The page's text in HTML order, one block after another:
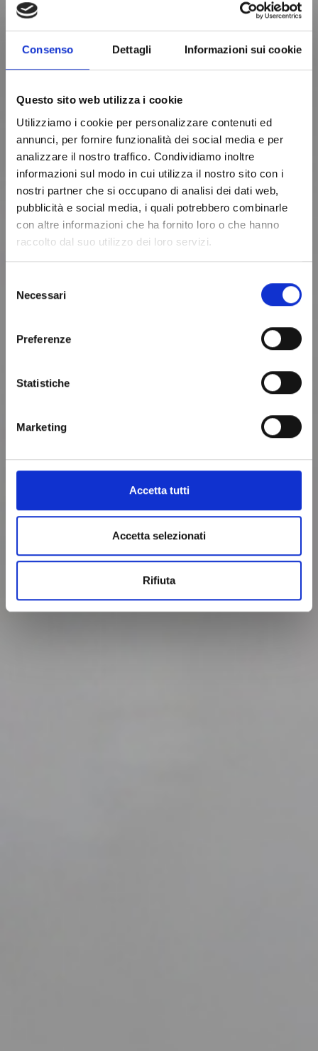
Consenso Dettagli Informazioni sui cookie
Questo sito web utilizza i cookie
Utilizziamo i cookie per personalizzare contenuti ed
annunci, per fornire funzionalità dei social media e per
analizzare il nostro traffico. Condividiamo inoltre
informazioni sul modo in cui utilizza il nostro sito con i
nostri partner che si occupano di analisi dei dati web,
pubblicità e social media, i quali potrebbero combinarle
con altre informazioni che ha fornito loro o che hanno
raccolto dal suo utilizzo dei loro servizi.
delNecessari
Preferenze
Statistiche
Marketing
Accetta tutti
Accetta selezionati
Rifiuta
Separatori ad Aria
AIRGRADER DOUBLE
MACHINES
L'airgrader è un sistema di selezione ad alta
efficienza che utilizza la turbolenza generata da
canali a "zigzag" per separare accuratamente i chip
accettabili dalle particelle troppo spesse o pesanti.
Grazie a un letto fluidizzato inclinato e a un sistema
garantisce un'eccellente rimozione di inquinanti
di regolare liberamente il limite di selezione
Scarica la scheda tecnica